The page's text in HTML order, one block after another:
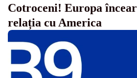
Cotroceni! Europa
relația cu America